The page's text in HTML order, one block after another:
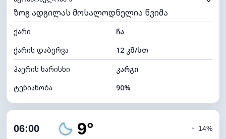
ხილვადობა
10 კმ
განათების ინდექსი 0 (ბნელი)
ღრუბლის სიმაღლე 11280 მ
ზოგ ადგილას მოსალოდნელია წვიმა
ქარი
ჩა
ქარის დაბერვა
12 კმ/სთ
ჰაერის ხარისხი
კარგი
ტენიანობა
90%
ღრუბლიანობა
06:00 9° ◔ 14%